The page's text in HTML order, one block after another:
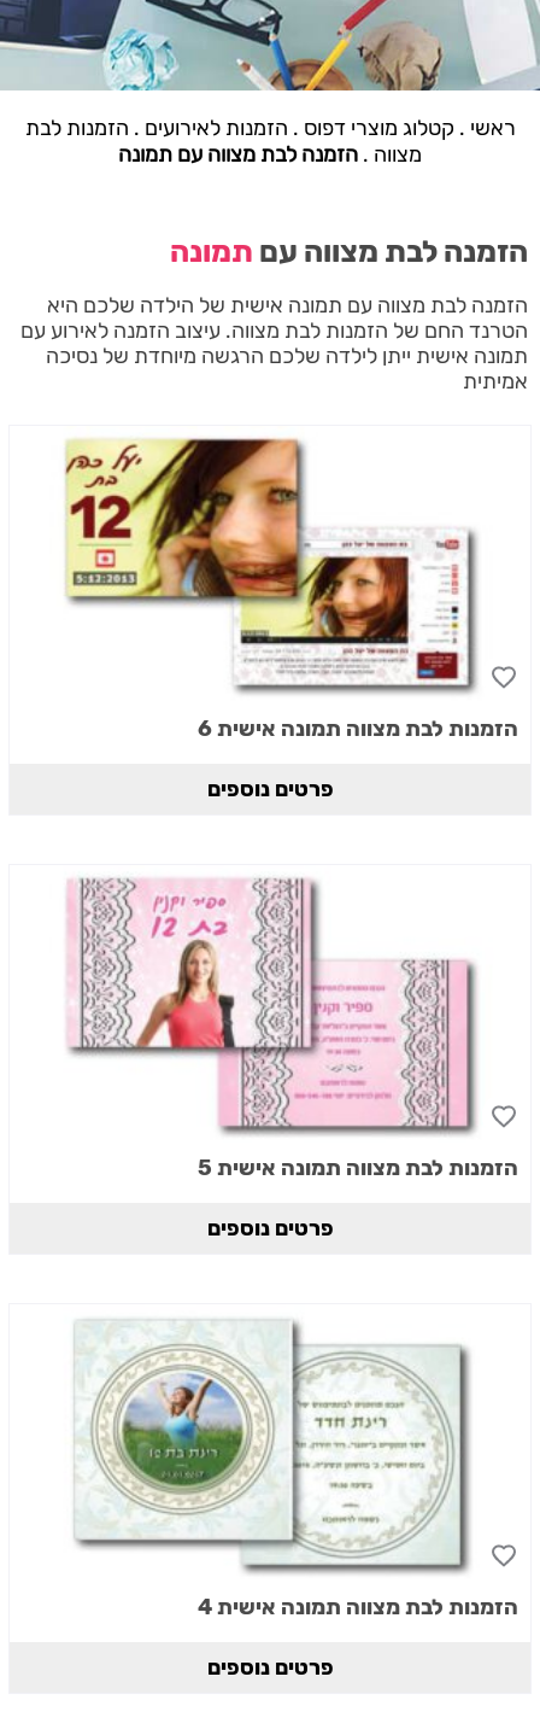
ראשי . קטלוג מוצרי דפוס . הזמנות לאירועים . הזמנות לבת
מצווה . הזמנה לבת מצווה עם תמונה
הזמנה לבת מצווה עם תמונה
הזמנה לבת מצווה עם תמונה אישית של הילדה שלכם היא
הטרנד החם של הזמנות לבת מצווה. עיצוב הזמנה לאירוע עם
תמונה אישית ייתן לילדה שלכם הרגשה מיוחדת של נסיכה
אמיתית
הזמנות לבת מצווה תמונה אישית 6
פרטים נוספים
הזמנות לבת מצווה תמונה אישית 5
פרטים נוספים
הזמנות לבת מצווה תמונה אישית 4
פרטים נוספים